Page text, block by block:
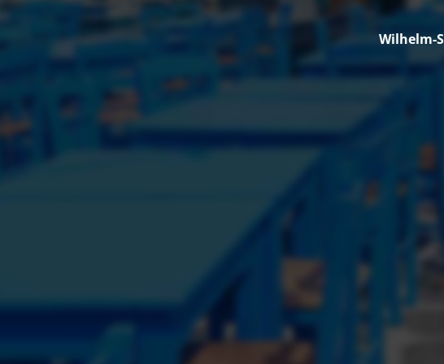
Wilhelm-